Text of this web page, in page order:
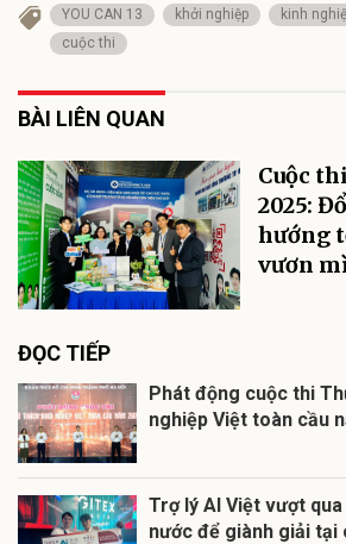
YOU CAN 13 khởi nghiệp kinh
cuộc thi
BÀI LIÊN QUAN
Cuộc
2025:
hướng
vươn
ĐỌC TIẾP
Phát động cuộc thi
nghiệp Việt toàn cầu
Trợ lý AI Việt vượt
nước để giành giải tại